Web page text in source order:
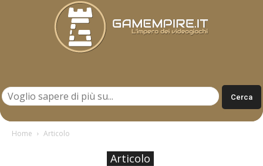
Home Articolo
Articolo